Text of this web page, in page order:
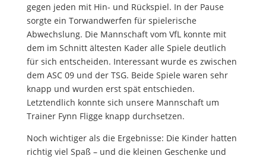
gegen jeden mit Hin- und Rückspiel. In der Pause
sorgte ein Torwandwerfen für spielerische
Abwechslung. Die Mannschaft vom VfL konnte mit
dem im Schnitt ältesten Kader alle Spiele deutlich
für sich entscheiden. Interessant wurde es zwischen
dem ASC 09 und der TSG. Beide Spiele waren sehr
knapp und wurden erst spät entschieden.
Letztendlich konnte sich unsere Mannschaft um
Trainer Fynn Fligge knapp durchsetzen.
Noch wichtiger als die Ergebnisse: Die Kinder hatten
richtig viel Spaß – und die kleinen Geschenke und